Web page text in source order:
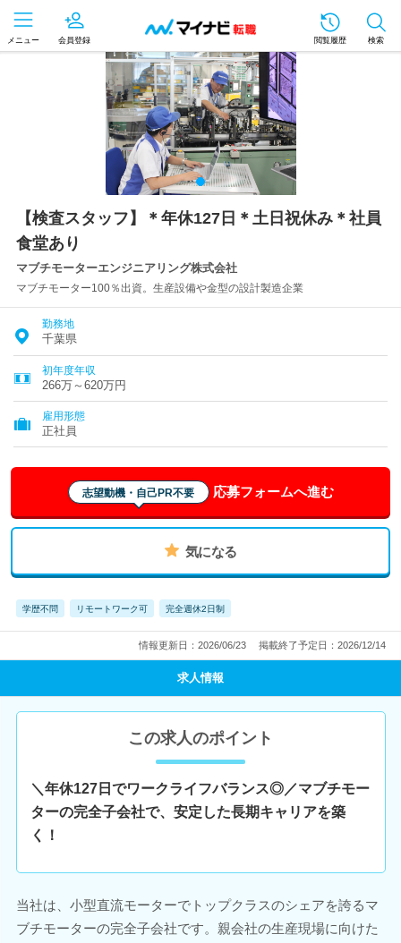
メニュー 会員登録 閲覧履歴 検索
【検査スタッフ】＊年休127日＊土日祝休み＊社員
食堂あり
マブチモーターエンジニアリング株式会社
マブチモーター100％出資。生産設備や金型の設計製造企業
勤務地
千葉県
初年度年収
266万～620万円
雇用形態
正社員
志望動機・自己PR不要 応募フォームへ進む
気になる
学歴不問 リモートワーク可 完全週休2日制
情報更新日：2026/06/23 掲載終了予定日：2026/12/14
求人情報
この求人のポイント
＼年休127日でワークライフバランス◎／マブチモー
ターの完全子会社で、安定した長期キャリアを築
く！
当社は、小型直流モーターでトップクラスのシェアを誇るマ
ブチモーターの完全子会社です。親会社の生産現場に向けた